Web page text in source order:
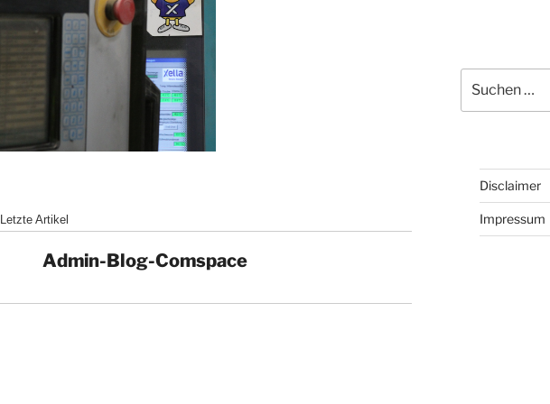
Letzte Artikel
Admin-Blog-Comspace
nach:
Disclaimer
Impressum